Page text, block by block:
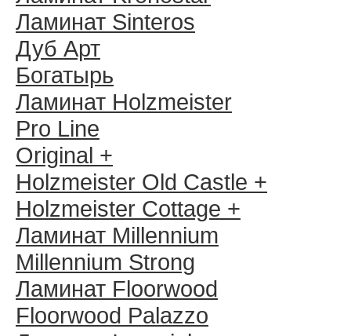
Ламинат Sinteros
Дуб Арт
Богатырь
Ламинат Holzmeister
Pro Line
Original +
Holzmeister Old Castle +
Holzmeister Cottage +
Ламинат Millennium
Millennium Strong
Ламинат Floorwood
Floorwood Palazzo